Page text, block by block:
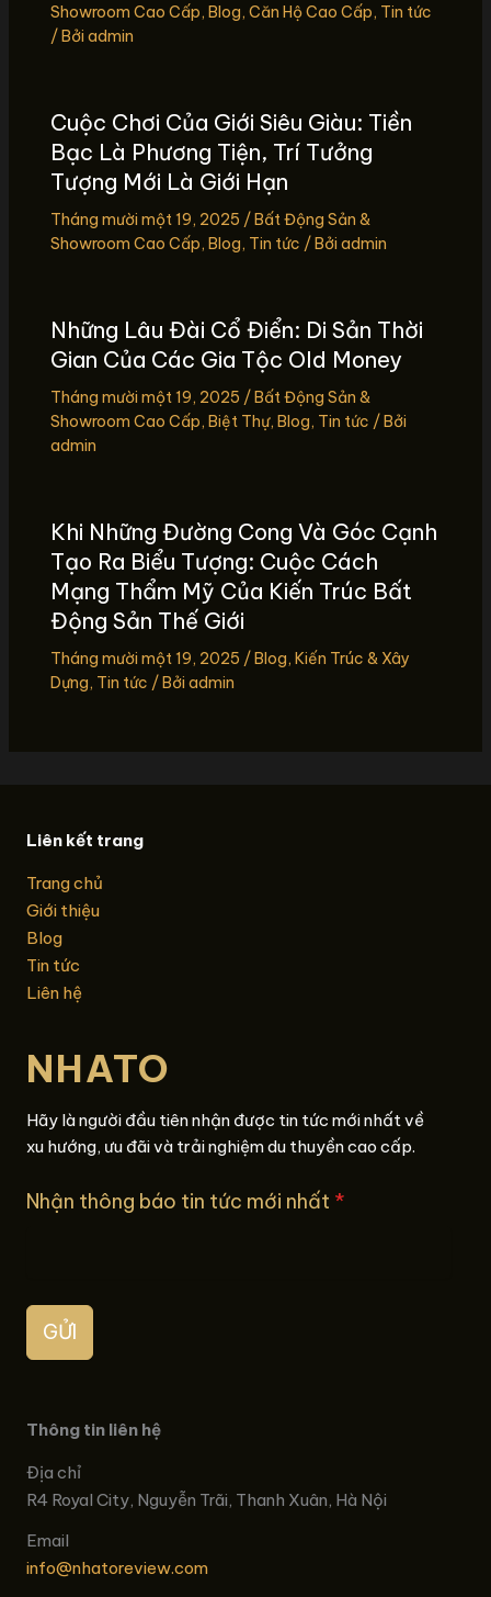
Showroom Cao Cấp, Blog, Căn Hộ Cao Cấp, Tin tức
/ Bởi admin
Cuộc Chơi Của Giới Siêu Giàu: Tiền
Bạc Là Phương Tiện, Trí Tưởng
Tượng Mới Là Giới Hạn
Tháng mười một 19, 2025 / Bất Động Sản &
Showroom Cao Cấp, Blog, Tin tức / Bởi admin
Những Lâu Đài Cổ Điển: Di Sản Thời
Gian Của Các Gia Tộc Old Money
Tháng mười một 19, 2025 / Bất Động Sản &
Showroom Cao Cấp, Biệt Thự, Blog, Tin tức / Bởi
admin
Khi Những Đường Cong Và Góc Cạnh
Tạo Ra Biểu Tượng: Cuộc Cách
Mạng Thẩm Mỹ Của Kiến Trúc Bất
Động Sản Thế Giới
Tháng mười một 19, 2025 / Blog, Kiến Trúc & Xây
Dựng, Tin tức / Bởi admin
Liên kết trang
Trang chủ
Giới thiệu
Blog
Tin tức
Liên hệ
NHATO
Hãy là người đầu tiên nhận được tin tức mới nhất về
xu hướng, ưu đãi và trải nghiệm du thuyền cao cấp.
Nhận thông báo tin tức mới nhất *
GỬI
Thông tin liên hệ
Địa chỉ
R4 Royal City, Nguyễn Trãi, Thanh Xuân, Hà Nội
Email
info@nhatoreview.com